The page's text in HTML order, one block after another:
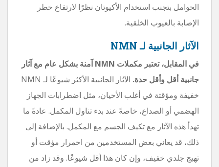
الحوامل بتجنب استخدام الأكيوتان نظرًا لارتفاع خطر
الإصابة بالعيوب الخلقية.
الآثار الجانبية لـ NMN
في المقابل، تعتبر مكملات NMN آمنة بشكل عام مع آثار
جانبية أقل وأقل حدة.
الآثار الجانبية الأكثر شيوعًا لـ NMN
خفيفة ومؤقتة في أغلب الأحيان، مثل اضطرابات الجهاز
الهضمي أو الصداع، خاصةً عند بدء تناول المكمل. عادةً ما
تهدأ هذه الآثار مع تكيف الجسم مع المكمل. بالإضافة إلى
ذلك، قد يعاني بعض المستخدمين من احمرار مؤقت أو
تهيج جلدي خفيف، وإن كان هذا أقل شيوعًا. وقد زاد من